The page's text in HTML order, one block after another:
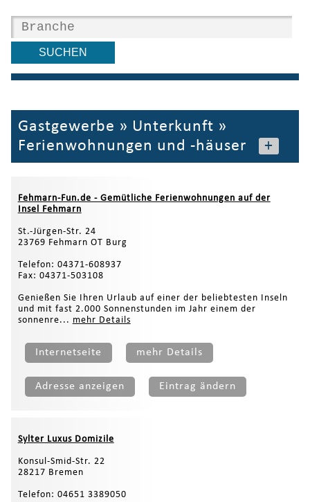
Gastgewerbe » Unterkunft »
Ferienwohnungen und -häuser
+
Fehmarn-Fun.de - Gemütliche Ferienwohnungen auf der
Insel Fehmarn
St.-Jürgen-Str. 24
23769 Fehmarn OT Burg
Telefon: 04371-608937
Fax: 04371-503108
Genießen Sie Ihren Urlaub auf einer der beliebtesten Inseln
und mit fast 2.000 Sonnenstunden im Jahr einem der
sonnenre... mehr Details
Internetseite mehr Details
Adresse anzeigen Eintrag ändern
Sylter Luxus Domizile
Konsul-Smid-Str. 22
28217 Bremen
Telefon: 04651 3389050